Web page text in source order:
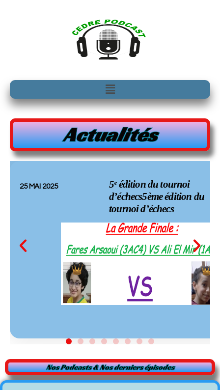
Menu
Actualités
25 MAI 2025
5ᵉ édition du tournoi
d’échecs5ème édition du
tournoi d’échecs
Nos Podcasts & Nos derniers épisodes